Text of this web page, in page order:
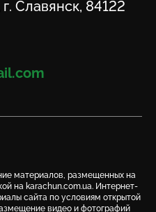
Славянск, 84122
на Twitter
материалов, размещенных на
на karachun.com.ua. Интернет-
сайта по условиям открытой
видео и фотографий